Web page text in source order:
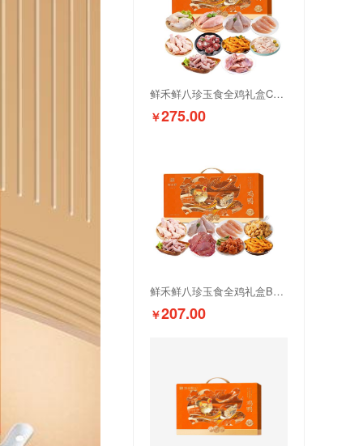
鲜禾鲜八珍玉食全鸡礼盒C款4200g
￥275.00
鲜禾鲜八珍玉食全鸡礼盒B款3550g
￥207.00